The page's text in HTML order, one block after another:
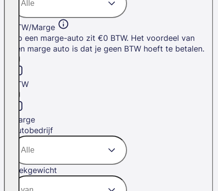
BTW/Marge
Op een marge-auto zit €0 BTW. Het voordeel van
een marge auto is dat je geen BTW hoeft te betalen.
BTW
Marge
Autobedrijf
Trekgewicht